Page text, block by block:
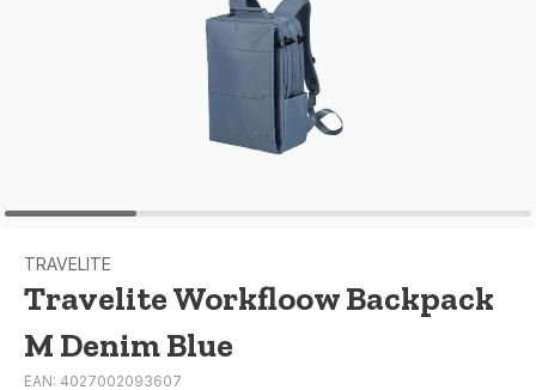
TRAVELITE
Travelite Workfloow Backpack
M Denim Blue
EAN: 4027002093607